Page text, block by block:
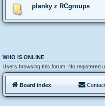
planky z RCgroups
WHO IS ONLINE
Users browsing this forum: No registered
Board index